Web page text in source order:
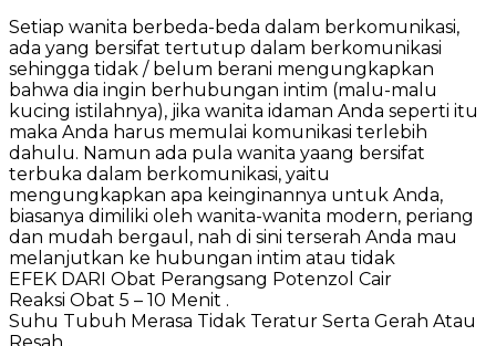
Setiap wanita berbeda-beda dalam berkomunikasi,
ada yang bersifat tertutup dalam berkomunikasi
sehingga tidak / belum berani mengungkapkan
bahwa dia ingin berhubungan intim (malu-malu
kucing istilahnya), jika wanita idaman Anda seperti itu
maka Anda harus memulai komunikasi terlebih
dahulu. Namun ada pula wanita yaang bersifat
terbuka dalam berkomunikasi, yaitu
mengungkapkan apa keinginannya untuk Anda,
biasanya dimiliki oleh wanita-wanita modern, periang
dan mudah bergaul, nah di sini terserah Anda mau
melanjutkan ke hubungan intim atau tidak
EFEK DARI Obat Perangsang Potenzol Cair
Reaksi Obat 5 – 10 Menit .
Suhu Tubuh Merasa Tidak Teratur Serta Gerah Atau